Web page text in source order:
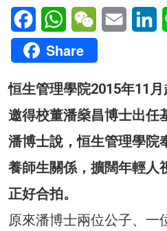
FacebookWhatsAppWeChatEmail
Share
恒生管理學院2015年11
邀得校董潘燊昌博士出任
潘博士說，恒生管理學院
養師生關係，擴闊年輕人
正好合拍。
原來潘博士兩位公子、一